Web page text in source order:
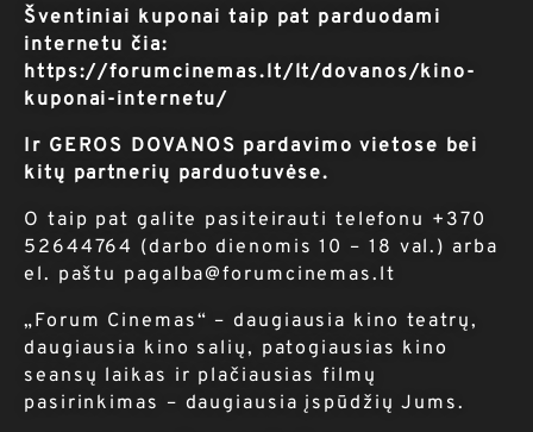
Šventiniai kuponai taip pat parduodami
internetu čia:
https://forumcinemas.lt/lt/dovanos/kino-
kuponai-internetu/
Ir GEROS DOVANOS pardavimo vietose bei
kitų partnerių parduotuvėse.
O taip pat galite pasiteirauti telefonu +370
52644764 (darbo dienomis 10 – 18 val.) arba
el. paštu pagalba@forumcinemas.lt
„Forum Cinemas“ – daugiausia kino teatrų,
daugiausia kino salių, patogiausias kino
seansų laikas ir plačiausias filmų
pasirinkimas – daugiausia įspūdžių Jums.